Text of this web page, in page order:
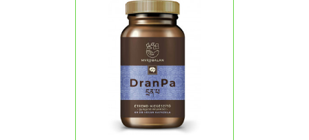
gyógynövény-komplex
vegán kapszula 60 db